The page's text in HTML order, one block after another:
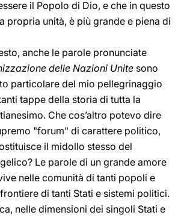
il Popolo di Dio, e che in questo
propria unità, è più grande e piena di
anche le parole pronunciate
delle Nazioni Unite sono
particolare del mio pellegrinaggio
tappe della storia di tutta la
Che cos’altro potevo dire
"forum" di carattere politico,
il midollo stesso del
Le parole di un grande amore
nelle comunità di tanti popoli e
di tanti Stati e sistemi politici.
nelle dimensioni dei singoli Stati e